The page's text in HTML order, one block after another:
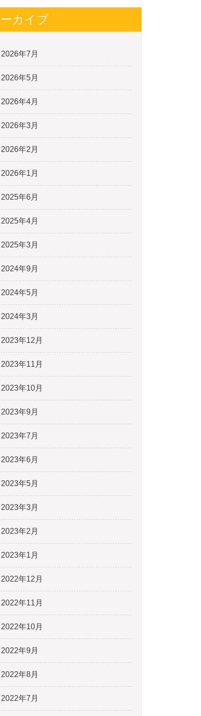
カイブ
2026年7月
2026年5月
2026年4月
2026年3月
2026年2月
2026年1月
2025年6月
2025年4月
2025年3月
2024年9月
2024年5月
2024年3月
2023年12月
2023年11月
2023年10月
2023年9月
2023年7月
2023年6月
2023年5月
2023年3月
2023年2月
2023年1月
2022年12月
2022年11月
2022年10月
2022年9月
2022年8月
2022年7月